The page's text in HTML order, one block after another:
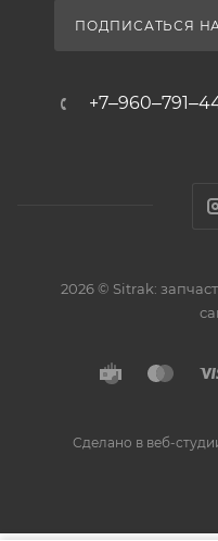
ПОДПИСАТЬСЯ
2026 © Sitrak:
Сделано в веб-